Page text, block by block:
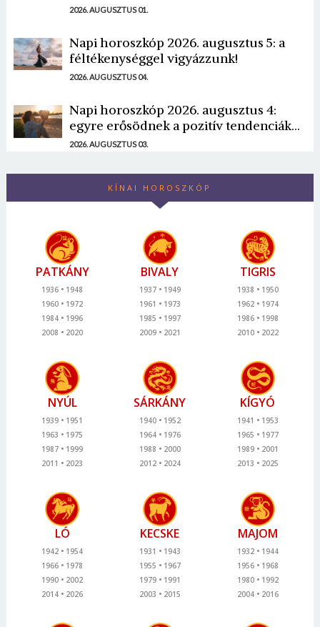
2026. AUGUSZTUS 01.
Napi horoszkóp 2026. augusztus 5: a
féltékenységgel vigyázzunk!
2026. AUGUSZTUS 04.
Napi horoszkóp 2026. augusztus 4:
egyre erősödnek a pozitív tendenciák...
2026. AUGUSZTUS 03.
KÍNAI HOROSZKÓP
PATKÁNY
1936
1948
1960
1972
1984
1996
2008
2020
BIVALY
1937
1949
1961
1973
1985
1997
2009
2021
TIGRIS
1938
1950
1962
1974
1986
1998
2010
2022
NYÚL
1939
1951
1963
1975
1987
1999
2011
2023
SÁRKÁNY
1940
1952
1964
1976
1988
2000
2012
2024
KÍGYÓ
1941
1953
1965
1977
1989
2001
2013
2025
LÓ
1942
1954
1966
1978
1990
2002
2014
2026
KECSKE
1931
1943
1955
1967
1979
1991
2003
2015
MAJOM
1932
1944
1956
1968
1980
1992
2004
2016